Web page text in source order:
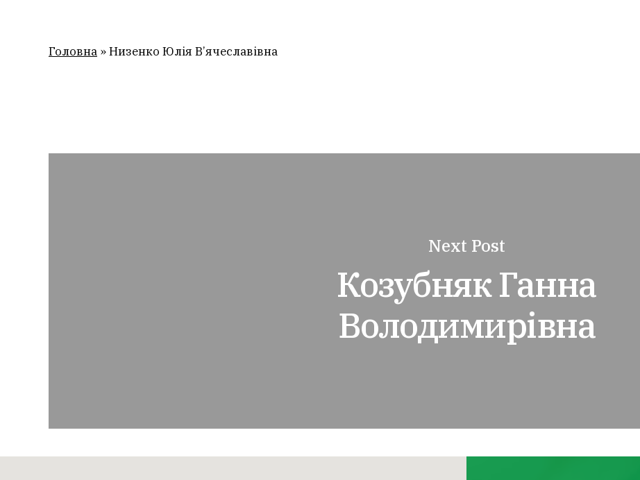
Головна »Низенко Юлія В’ячеславівна
Next Post
Козубняк Ганна
Володимирівна